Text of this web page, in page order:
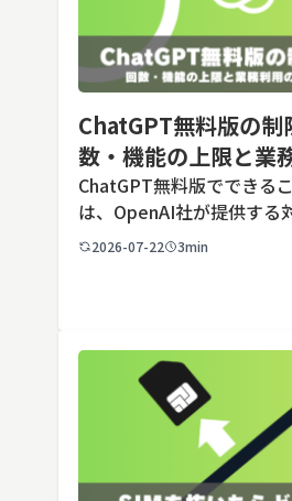
ChatGPT無料版の制
数・機能の上限と業
点を解説【2026年最
ChatGPT無料版でできる
は、OpenAI社が提供する
サービスです。アカウント
2026-07-22 3min